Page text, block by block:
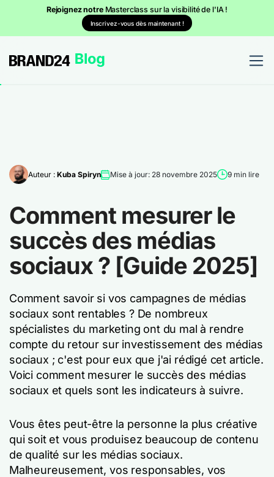
Rejoignez notre Masterclass sur la visibilité de l'IA !
Inscrivez-vous dès maintenant !
Auteur : Kuba Spiryn Mise à jour: 28 novembre 2025 9 min lire
Comment mesurer le
succès des médias
sociaux ? [Guide 2025]
Comment savoir si vos campagnes de médias
sociaux sont rentables ? De nombreux
spécialistes du marketing ont du mal à rendre
compte du retour sur investissement des médias
sociaux ; c'est pour eux que j'ai rédigé cet article.
Voici comment mesurer le succès des médias
sociaux et quels sont les indicateurs à suivre.
Vous êtes peut-être la personne la plus créative
qui soit et vous produisez beaucoup de contenu
de qualité sur les médias sociaux.
Malheureusement, vos responsables, vos